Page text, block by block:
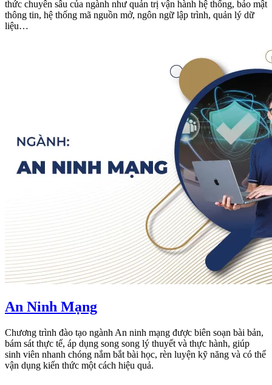
thức chuyên sâu của ngành như quản trị vận hành hệ thống, bảo mật
thông tin, hệ thống mã nguồn mở, ngôn ngữ lập trình, quản lý dữ
liệu…
An Ninh Mạng
Chương trình đào tạo ngành An ninh mạng được biên soạn bài bản,
bám sát thực tế, áp dụng song song lý thuyết và thực hành, giúp
sinh viên nhanh chóng nắm bắt bài học, rèn luyện kỹ năng và có thể
vận dụng kiến thức một cách hiệu quả.